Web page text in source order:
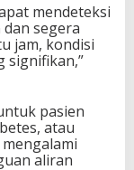
mendeteksi
segera
jam, kondisi
signifikan,”
pasien
atau
aliran